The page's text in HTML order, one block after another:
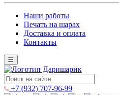
Наши работы
Печать на шарах
Доставка и оплата
Контакты
☰
+7 (932) 707-96-99